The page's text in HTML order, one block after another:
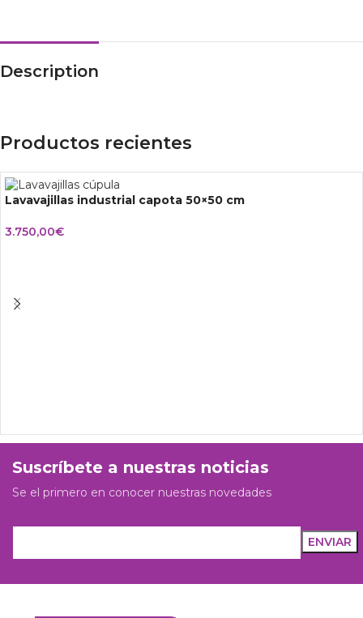
Description
Productos recientes
Lavavajillas industrial capota 50×50 cm
3.750,00€
Suscríbete a nuestras noticias
Se el primero en conocer nuestras novedades